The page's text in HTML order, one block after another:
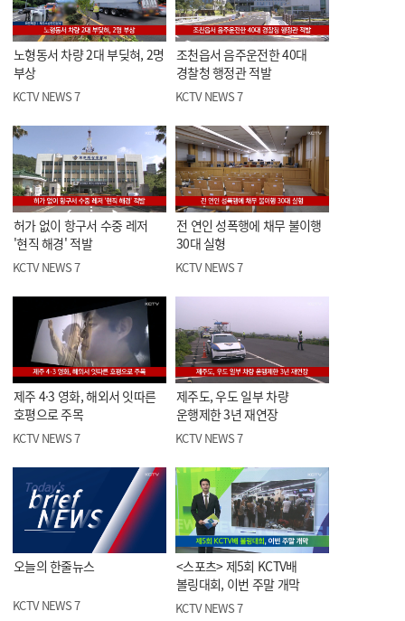
노형동서 차량 2대 부딪혀, 2명
부상
KCTV NEWS 7
조천읍서 음주운전한 40대
경찰청 행정관 적발
KCTV NEWS 7
허가 없이 항구서 수중 레저
'현직 해경' 적발
KCTV NEWS 7
전 연인 성폭행에 채무 불이행
30대 실형
KCTV NEWS 7
제주 4·3 영화, 해외서 잇따른
호평으로 주목
KCTV NEWS 7
제주도, 우도 일부 차량
운행제한 3년 재연장
KCTV NEWS 7
오늘의 한줄뉴스
KCTV NEWS 7
<스포츠> 제5회 KCTV배
볼링대회, 이번 주말 개막
KCTV NEWS 7